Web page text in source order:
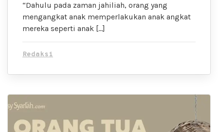
“Dahulu pada zaman jahiliah, orang yang
mengangkat anak memperlakukan anak angkat
mereka seperti anak […]
Redaksi